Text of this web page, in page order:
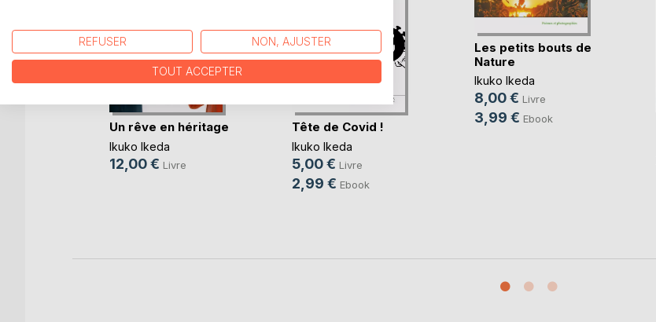
Un rêve en héritage
Ikuko Ikeda
12,00 € Livre
Tête de Covid !
Ikuko Ikeda
5,00 € Livre
2,99 € Ebook
Les petits bouts de
Nature
Ikuko Ikeda
8,00 € Livre
3,99 € Ebook
REFUSER NON, AJUSTER
TOUT ACCEPTER